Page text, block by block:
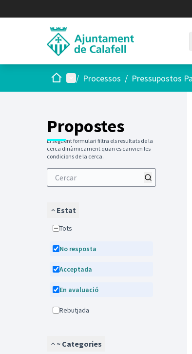
Inici Menú principal
/ Processos / Pressupostos
Propostes
El següent formulari filtra els resultats de la
cerca dinàmicament quan es canvien les
condicions de la cerca.
Estat
Tots
No resposta
Acceptada
En avaluació
Rebutjada
~ Categories